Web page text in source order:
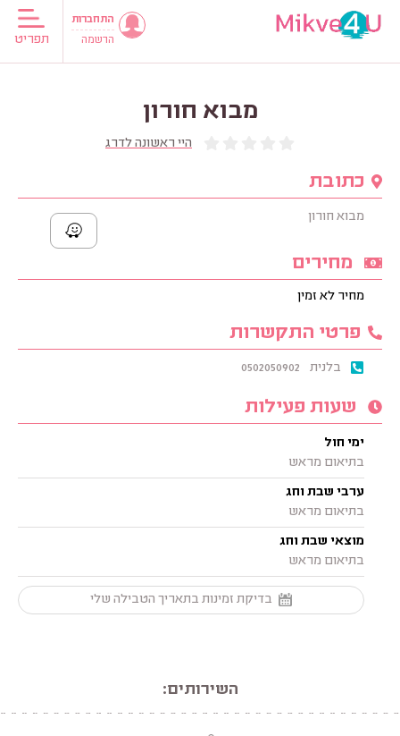
תפריט
התחברות
הרשמה
מבוא חורון
היי ראשונה לדרג
כתובת
מבוא חורון
מחירים
מחיר לא זמין
פרטי התקשרות
בלנית 0502050902
שעות פעילות
ימי חול
בתיאום מראש
ערבי שבת וחג
בתיאום מראש
מוצאי שבת וחג
בתיאום מראש
בדיקת זמינות בתאריך הטבילה שלי
השירותים: